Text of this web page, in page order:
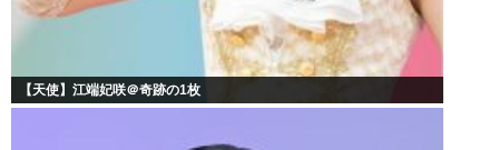
【天使】江端妃咲＠奇跡の1枚